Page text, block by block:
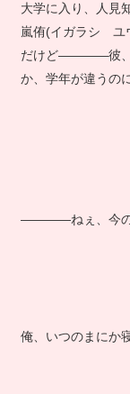
大学に入り、人見
嵐侑(イガラシ
だけど――――彼、
か、学年が違うの
――――ねぇ、今の
俺、いつのまにか